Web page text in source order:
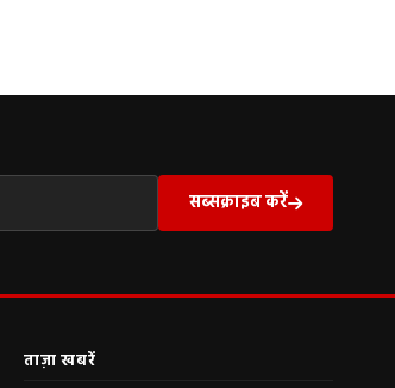
सब्सक्राइब करें
ताज़ा खबरें